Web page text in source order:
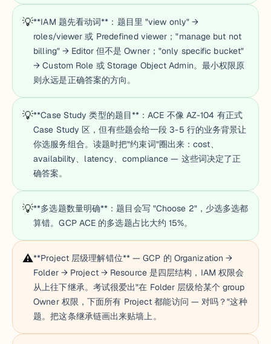
💡**IAM 题先看动词**：题目里 "view only" →
roles/viewer 或 Predefined viewer；"manage but not
billing" → Editor 但不是 Owner；"only specific bucket"
→ Custom Role 或 Storage Object Admin。最小权限原
则永远是正确答案的方向。
💡**Case Study 类型的题目**：ACE 不像 AZ-104 有正式
Case Study 区，但有些题会给一段 3-5 行的业务背景让
你选服务组合。读题时把"约束词"圈出来：cost、
availability、latency、compliance — 这些词决定了正
确答案。
💡**多选题数量明确**：题目会写 "Choose 2"，少选多选都
算错。GCP ACE 的多选题占比大约 15%。
⚠️**Project 层级理解错位** — GCP 的 Organization →
Folder → Project → Resource 是四层结构，IAM 权限会
从上往下继承。考试很爱出"在 Folder 层级给某个 group
Owner 权限，下面所有 Project 都能访问 — 对吗？"这种
题。把这条继承链画出来贴墙上。